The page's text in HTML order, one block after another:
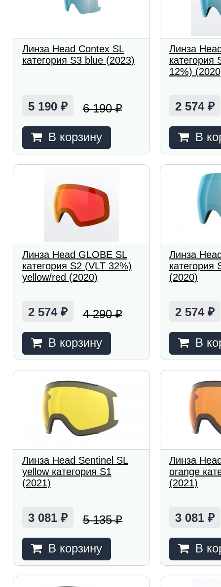
Линза Head Contex SL
категория S3 blue (2023)
5 190 ₽ 6 190₽
В корзину
Линза
категория
12%)
2 574₽
В
Линза Head GLOBE SL
категория S2 (VLT 32%)
yellow/red (2020)
2 574 ₽ 4 290₽
В корзину
Линза
категория
(2020)
2 574₽
В
Линза Head Sentinel SL
yellow категория S1
(2021)
3 081 ₽ 5 135₽
В корзину
Линза
orange
(2021)
3 081₽
В